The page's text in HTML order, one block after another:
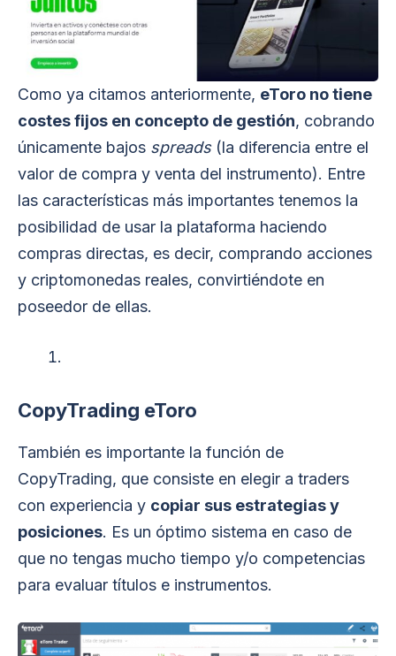
Como ya citamos anteriormente, eToro no tiene
costes fijos en concepto de gestión, cobrando
únicamente bajos spreads (la diferencia entre el
valor de compra y venta del instrumento). Entre
las características más importantes tenemos la
posibilidad de usar la plataforma haciendo
compras directas, es decir, comprando acciones
y criptomonedas reales, convirtiéndote en
poseedor de ellas.
CopyTrading eToro
También es importante la función de
CopyTrading, que consiste en elegir a traders
con experiencia y copiar sus estrategias y
posiciones. Es un óptimo sistema en caso de
que no tengas mucho tiempo y/o competencias
para evaluar títulos e instrumentos.